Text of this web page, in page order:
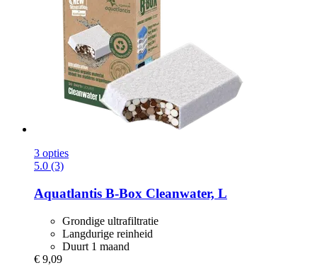
3 opties
5.0 (3)
Aquatlantis B-​Box Cleanwater, L
Grondige ultrafiltratie
Langdurige reinheid
Duurt 1 maand
€ 9,09